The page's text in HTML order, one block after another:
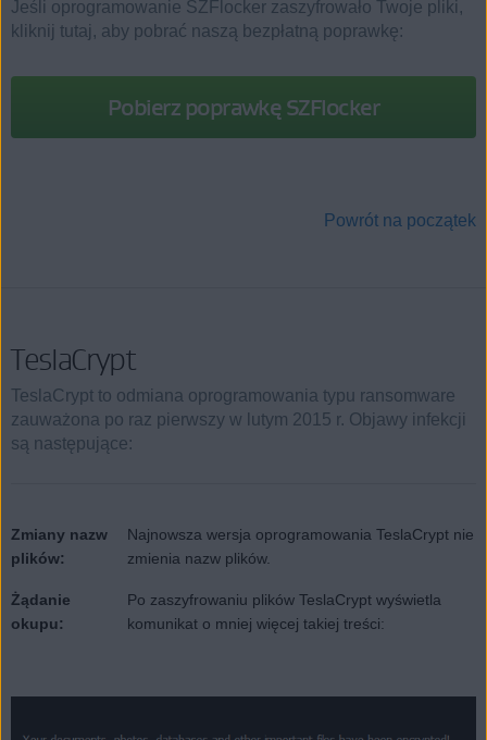
Jeśli oprogramowanie SZFlocker zaszyfrowało Twoje pliki,
kliknij tutaj, aby pobrać naszą bezpłatną poprawkę:
Pobierz poprawkę SZFlocker
Powrót na początek
TeslaCrypt
TeslaCrypt to odmiana oprogramowania typu ransomware
zauważona po raz pierwszy w lutym 2015 r. Objawy infekcji
są następujące:
Zmiany nazw
plików:
Najnowsza wersja oprogramowania TeslaCrypt nie
zmienia nazw plików.
Żądanie
okupu:
Po zaszyfrowaniu plików TeslaCrypt wyświetla
komunikat o mniej więcej takiej treści: